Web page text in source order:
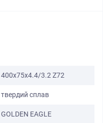
400х75x4.4/3.2 Z72
твердий сплав
GOLDEN EAGLE